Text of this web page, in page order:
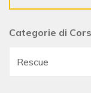
Categorie di